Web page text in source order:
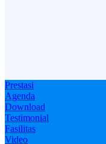
Prestasi
Agenda
Download
Testimonial
Fasilitas
Video